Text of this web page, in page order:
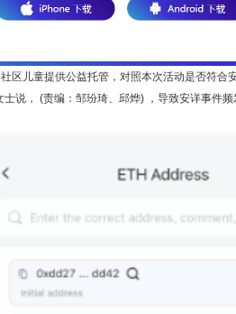
区儿童提供公益托管，对照本次活动是否符合
士说， (责编：邹玢琦、邱烨) ，导致安详事件频